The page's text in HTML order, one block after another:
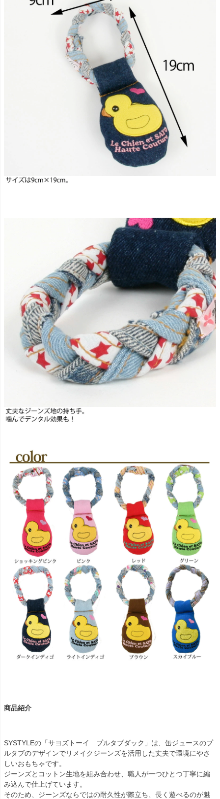
商品紹介
SYSTYLEの「サヨズトーイ プルタブダック」は、缶ジュースのプ
ルタブのデザインでリメイクジーンズを活用した丈夫で環境にやさ
しいおもちゃです。
ジーンズとコットン生地を組み合わせ、職人が一つひとつ丁寧に編
み込んで仕上げています。
そのため、ジーンズならではの耐久性が際立ち、長く遊べるのが魅